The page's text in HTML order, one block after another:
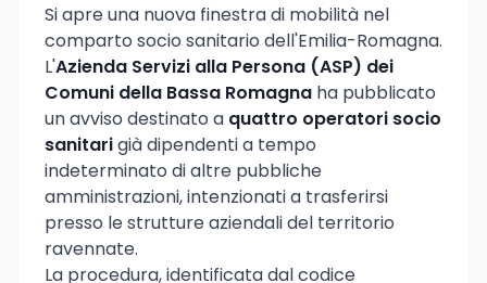
Si apre una nuova finestra di mobilità nel
comparto socio sanitario dell'Emilia-Romagna.
L'Azienda Servizi alla Persona (ASP) dei
Comuni della Bassa Romagna ha pubblicato
un avviso destinato a quattro operatori socio
sanitarigià dipendenti a tempo
indeterminato di altre pubbliche
amministrazioni, intenzionati a trasferirsi
presso le strutture aziendali del territorio
ravennate.
La procedura, identificata dal codice